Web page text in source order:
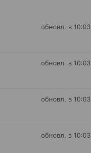
обновл. в 10:03
обновл. в 10:03
обновл. в 10:03
обновл. в 10:03